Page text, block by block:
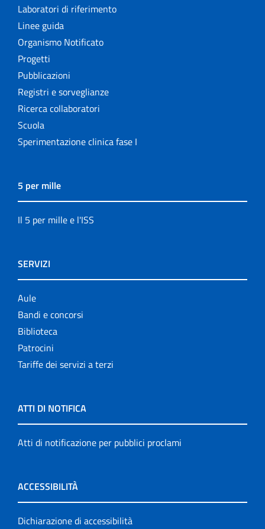
Laboratori di riferimento
Linee guida
Organismo Notificato
Progetti
Pubblicazioni
Registri e sorveglianze
Ricerca collaboratori
Scuola
Sperimentazione clinica fase I
5 per mille
Il 5 per mille e l'ISS
SERVIZI
Aule
Bandi e concorsi
Biblioteca
Patrocini
Tariffe dei servizi a terzi
ATTI DI NOTIFICA
Atti di notificazione per pubblici proclami
ACCESSIBILITÀ
Dichiarazione di accessibilità